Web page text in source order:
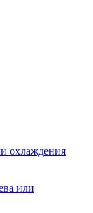
охлаждения
или